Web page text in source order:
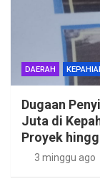
DAERAH
Dugaan
Juta di
Proyek
3 minggu ago